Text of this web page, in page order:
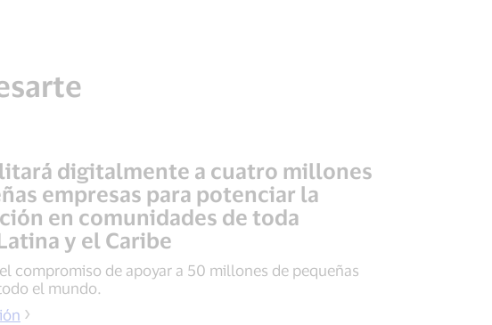
digitalmente a cuatro millones
empresas para potenciar la
en comunidades de toda
y el Caribe
compromiso de apoyar a 50 millones de pequeñas
el mundo.